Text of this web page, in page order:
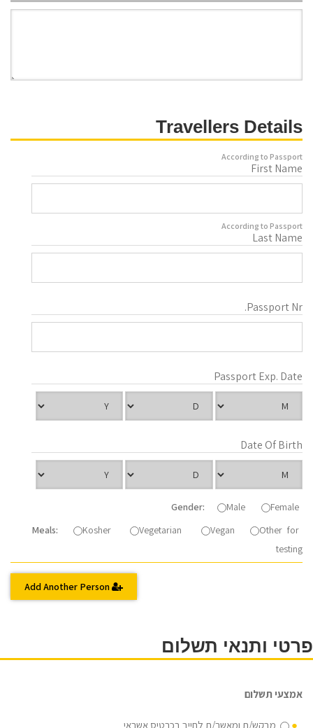
Travellers Details
According to Passport
First Name
According to Passport
Last Name
Passport Nr.
Passport Exp. Date
Date Of Birth
Gender: Male
Female
Meals:
Kosher Vegetarian Vegan
Other for
testing
פרטי ותנאי תשלום
אמצעי תשלום
מבקש/ת ומאשר/ת לחייב בכרטיס אשראי